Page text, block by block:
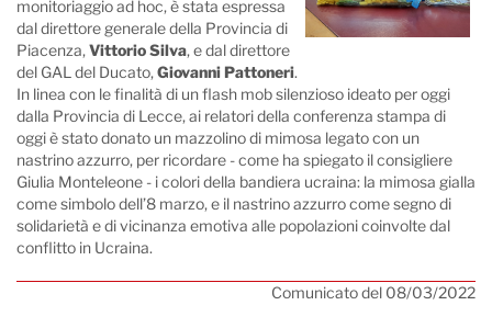
monitoriaggio ad hoc, è stata espressa
dal direttore generale della Provincia di
Piacenza, Vittorio Silva, e dal direttore
del GAL del Ducato, Giovanni Pattoneri.
In linea con le finalità di un flash mob silenzioso ideato per oggi
dalla Provincia di Lecce, ai relatori della conferenza stampa di
oggi è stato donato un mazzolino di mimosa legato con un
nastrino azzurro, per ricordare - come ha spiegato il consigliere
Giulia Monteleone - i colori della bandiera ucraina: la mimosa gialla
come simbolo dell’8 marzo, e il nastrino azzurro come segno di
solidarietà e di vicinanza emotiva alle popolazioni coinvolte dal
conflitto in Ucraina.
Comunicato del 08/03/2022